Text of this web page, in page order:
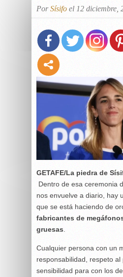
PorSísifo el 12 diciembre,
GETAFE/La piedra de
Dentro de esa ceremonia
nos envuelve a diario, hay
que se está haciendo de
fabricantes de
gruesas
Cualquier persona con un
responsabilidad, respeto al
sensibilidad para con los